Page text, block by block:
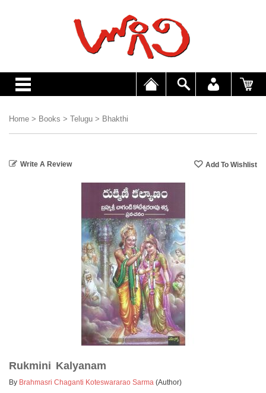
Home > Books > Telugu > Bhakthi
Write A Review
Rukmini Kalyanam
By Brahmasri Chaganti Koteswararao Sarma (Author)